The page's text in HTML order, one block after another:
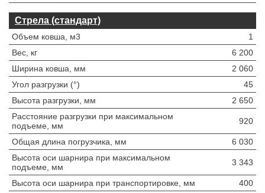
Стрела (стандарт)
Объем ковша, м3
1
Вес, кг
6 200
Ширина ковша, мм
2 060
Угол разгрузки (°)
45
Высота разгрузки, мм
2 650
Расстояние разгрузки при максимальном
подъеме, мм
920
Общая длина погрузчика, мм
6 030
Высота оси шарнира при максимальном
подъеме, мм
3 343
Высота оси шарнира при транспортировке, мм
400